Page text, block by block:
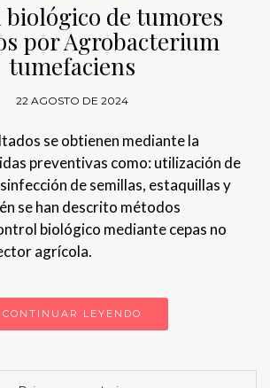
de tumores
por Agrobacterium
tumefaciens
22 AGOSTO DE 2024
se obtienen mediante la
preventivas como: utilización de
de semillas, estaquillas y
se han descrito métodos
biológico mediante cepas no
agrícola.
CONTINUAR LEYENDO